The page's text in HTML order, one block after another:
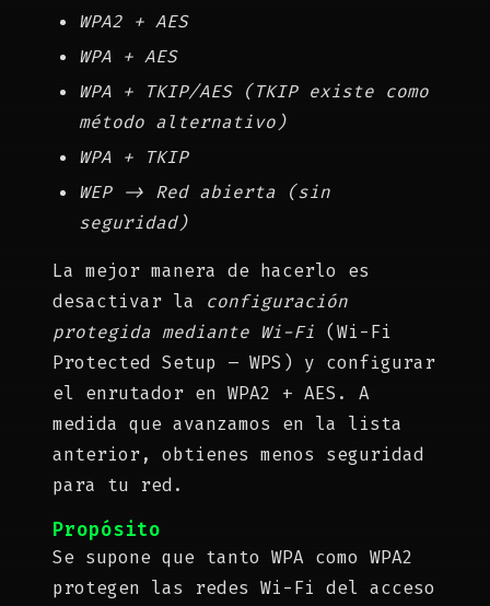
WPA2 + AES
WPA + AES
WPA + TKIP/AES (TKIP existe como
método alternativo)
WPA + TKIP
WEP -> Red abierta (sin
seguridad)
La mejor manera de hacerlo es
desactivar la configuración
protegida mediante Wi-Fi (Wi-Fi
Protected Setup – WPS) y configurar
el enrutador en WPA2 + AES. A
medida que avanzamos en la lista
anterior, obtienes menos seguridad
para tu red.
Propósito
Se supone que tanto WPA como WPA2
protegen las redes Wi-Fi del acceso